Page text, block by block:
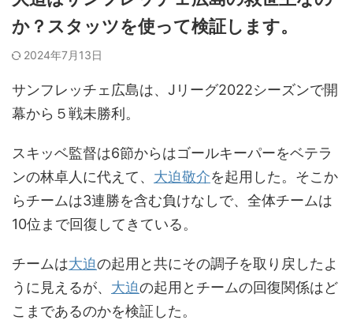
か？スタッツを使って検証します。
2024年7月13日
サンフレッチェ広島は、Jリーグ2022シーズンで開
幕から５戦未勝利。
スキッベ監督は6節からはゴールキーパーをベテラ
ンの林卓人に代えて、 大迫敬介を起用した。そこか
らチームは3連勝を含む負けなしで、全体チームは
10位まで回復してきている。
チームは大迫の起用と共にその調子を取り戻したよ
うに見えるが、 大迫の起用とチームの回復関係はど
こまであるのかを検証した。